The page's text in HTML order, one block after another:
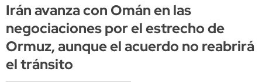
Irán avanza con Omán en las
negociaciones por el estrecho de
Ormuz, aunque el acuerdo no reabrirá
el tránsito